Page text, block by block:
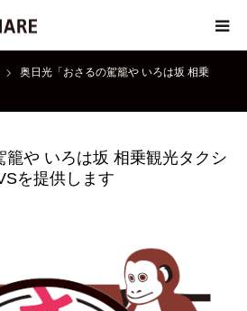
奥日光「おさるの駕籠や いろは坂 相乗
籠や いろは坂 相乗観光タクシ
を提供します